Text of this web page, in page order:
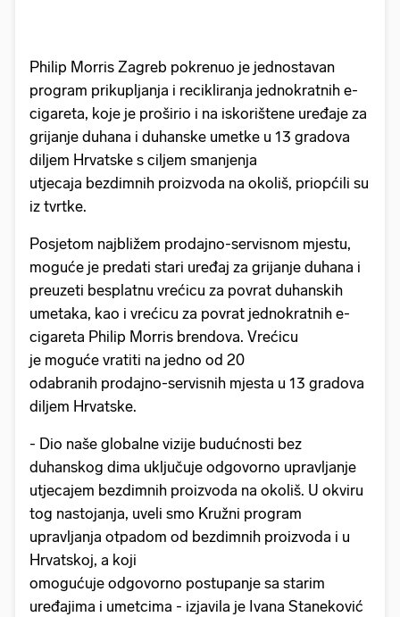
Philip Morris Zagreb pokrenuo je jednostavan
program prikupljanja i recikliranja jednokratnih e-
cigareta, koje je proširio i na iskorištene uređaje za
grijanje duhana i duhanske umetke u 13 gradova
diljem Hrvatske s ciljem smanjenja
utjecaja bezdimnih proizvoda na okoliš, priopćili su
iz tvrtke.
Posjetom najbližem prodajno-servisnom mjestu,
moguće je predati stari uređaj za grijanje duhana i
preuzeti besplatnu vrećicu za povrat duhanskih
umetaka, kao i vrećicu za povrat jednokratnih e-
cigareta Philip Morris brendova. Vrećicu
je moguće vratiti na jedno od 20
odabranih prodajno-servisnih mjesta u 13 gradova
diljem Hrvatske.
- Dio naše globalne vizije budućnosti bez
duhanskog dima uključuje odgovorno upravljanje
utjecajem bezdimnih proizvoda na okoliš. U okviru
tog nastojanja, uveli smo Kružni program
upravljanja otpadom od bezdimnih proizvoda i u
Hrvatskoj, a koji
omogućuje odgovorno postupanje sa starim
uređajima i umetcima - izjavila je Ivana Staneković